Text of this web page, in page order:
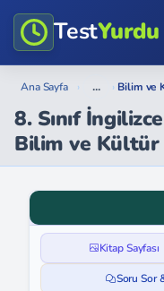
TestYurdu
Ana Sayfa › ... › Bilim ve
8. Sınıf
Bilim ve Kültür
Kitap Sayfası
Soru Sor